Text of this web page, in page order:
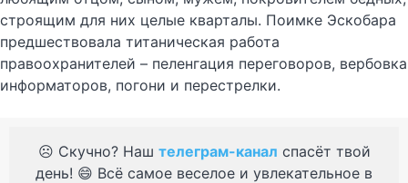
строящим для них целые кварталы. Поимке Эскобара
предшествовала титаническая работа
правоохранителей – пеленгация переговоров, вербовка
информаторов, погони и перестрелки.
☹️ Скучно? Наш телеграм-канал спасёт твой
день! 😄 Всё самое веселое и увлекательное в